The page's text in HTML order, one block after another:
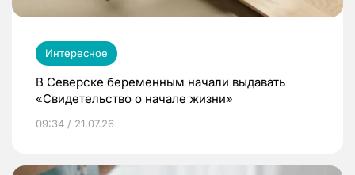
Интересное
В Северске беременным начали выдавать
«Свидетельство о начале жизни»
09:34 / 21.07.26